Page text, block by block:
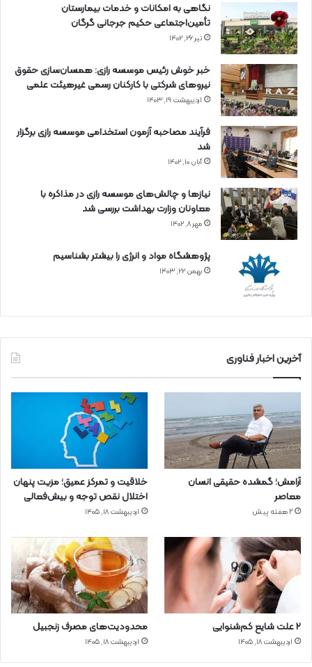
نگاهی به امکانات و خدمات بیمارستان
تأمین‌اجتماعی حکیم جرجانی گرگان
تیر ۲۶, ۱۴۰۲
خبر خوش رئیس موسسه رازی: همسان‌سازی حقوق
نیروهای شرکتی با کارکنان رسمی غیرهیئت علمی
اردیبهشت ۱۹, ۱۴۰۳
فرآیند مصاحبه آزمون استخدامی موسسه رازی برگزار
شد
آبان ۱۰, ۱۴۰۲
نیازها و چالش‌های موسسه رازی در مذاکره با
معاونان وزارت بهداشت بررسی شد
مهر ۸, ۱۴۰۲
پژوهشگاه مواد و انرژی را بیشتر بشناسیم
بهمن ۲۲, ۱۴۰۳
آخرین اخبار فناوری
آرامش؛ گمشده حقیقی انسان
معاصر
2 هفته پیش
خلاقیت و تمرکز عمیق؛ مزیت پنهان
اختلال نقص توجه و بیش‌فعالی
اردیبهشت ۱۸, ۱۴۰۵
۲ علت شایع‌ کم‌شنوایی
اردیبهشت ۱۸, ۱۴۰۵
محدودیت‌های مصرف زنجبیل
اردیبهشت ۱۸, ۱۴۰۵